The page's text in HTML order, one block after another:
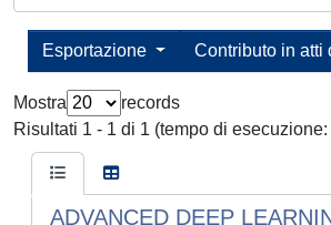
Contributo in atti
Esportazione
Mostra
records
Risultati 1 - 1 di 1 (tempo di
ADVANCED DEEP